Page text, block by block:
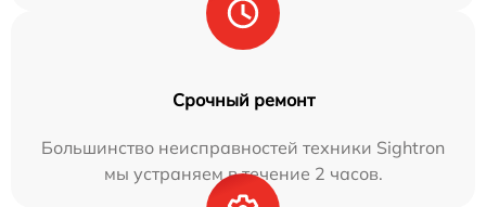
Срочный ремонт
Большинство неисправностей техники Sightron
мы устраняем в течение 2 часов.